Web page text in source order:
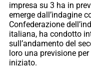
impresa su 3 ha in
emerge dall’indagine
Confederazione
italiana, ha condotto
sull’andamento del
loro una previsione
iniziato.